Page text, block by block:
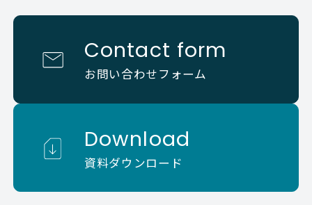
Contact form
お問い合わせフォーム
Download
資料ダウンロード